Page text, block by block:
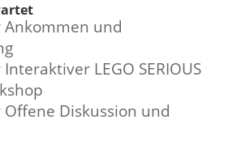
Ankommen und
LEGO SERIOUS
Offene Diskussion und